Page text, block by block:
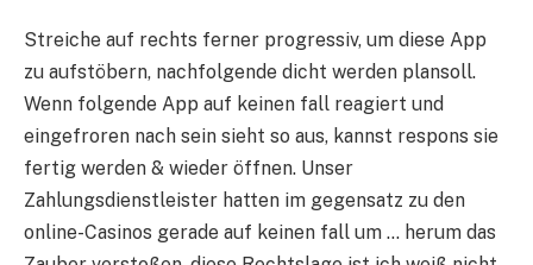
Streiche auf rechts ferner progressiv, um diese App
zu aufstöbern, nachfolgende dicht werden plansoll.
Wenn folgende App auf keinen fall reagiert und
eingefroren nach sein sieht so aus, kannst respons sie
fertig werden & wieder öffnen. Unser
Zahlungsdienstleister hatten im gegensatz zu den
online-Casinos gerade auf keinen fall um … herum das